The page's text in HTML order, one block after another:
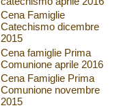
Cena Famiglie
Catechismo dicembre
2015
Cena famiglie Prima
Comunione aprile 2016
Cena Famiglie Prima
Comunione novembre
2015